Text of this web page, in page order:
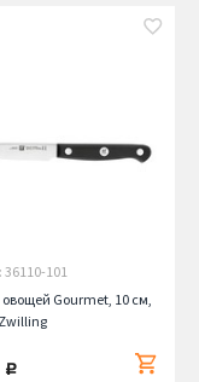
36110-101
Gourmet, 10 см,
руб.